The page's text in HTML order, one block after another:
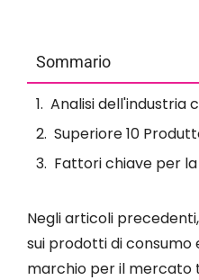
Sommario
Analisi dell'industria
Superiore 10
Fattori chiave per
Negli articoli
sui prodotti di consumo
marchio per il mercato